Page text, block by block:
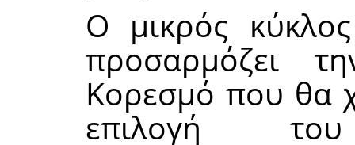
Ο μικρός
προσαρμόζει
Κορεσμό που θα
επιλογή